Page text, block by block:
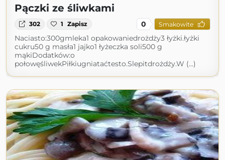
Pączki ze śliwkami
302 1 Zapisz 0 Smakowite
Naciasto:300gmleka1 opakowaniedrożdży3 łyżki.łyżki
cukru50 g masła1 jajko1 łyżeczka soli500 g
mąkiDodatków:o
połowęśliwekPiłkiugniataćtesto.Slepitdrożdży.W (...)